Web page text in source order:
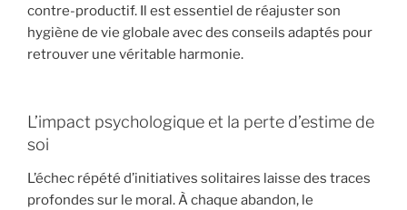
contre-productif. Il est essentiel de réajuster son
hygiène de vie globale avec des conseils adaptés pour
retrouver une véritable harmonie.
L’impact psychologique et la perte d’estime de
soi
L’échec répété d’initiatives solitaires laisse des traces
profondes sur le moral. À chaque abandon, le